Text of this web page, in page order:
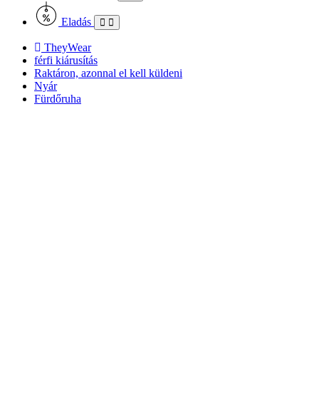
Eladás
TheyWear
férfi kiárusítás
Raktáron, azonnal el kell küldeni
Nyár
Fürdőruha